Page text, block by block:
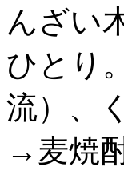
んざい
ひとり
流）、
→麦焼